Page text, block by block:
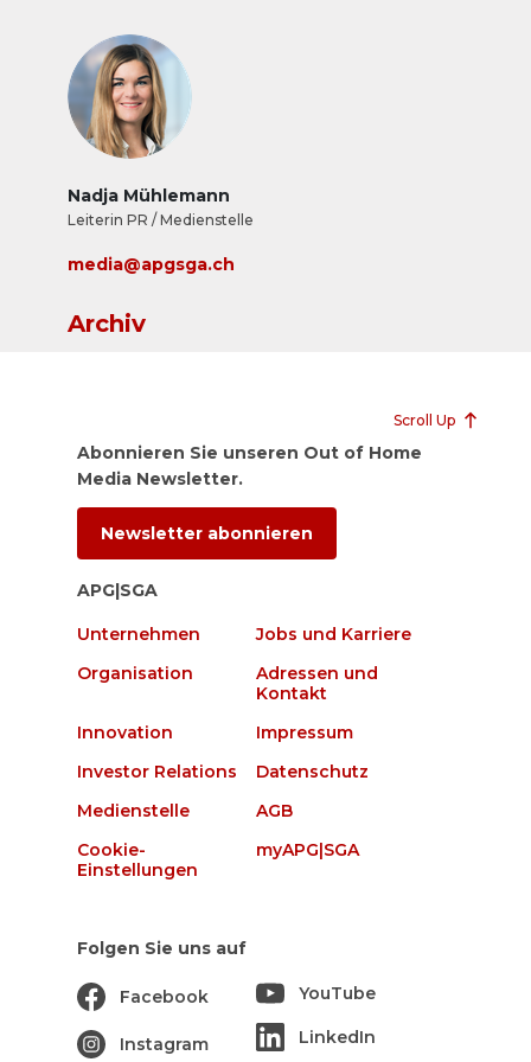
Nadja Mühlemann
Leiterin PR / Medienstelle
media@apgsga.ch
Archiv
Scroll Up
Abonnieren Sie unseren Out of Home
Media Newsletter.
Newsletter abonnieren
APG|SGA
Unternehmen
Jobs und Karriere
Organisation
Adressen und
Kontakt
Innovation
Impressum
Investor Relations
Datenschutz
Medienstelle
AGB
Cookie-
Einstellungen
myAPG|SGA
Folgen Sie uns auf
Facebook
Instagram
YouTube
LinkedIn